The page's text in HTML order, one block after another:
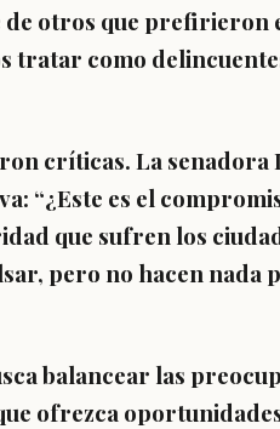
otros que prefirieron
tratar como
críticas.La senadora
“¿Este es el
que sufren los
pero no hacen nada
balancear las
ofrezca